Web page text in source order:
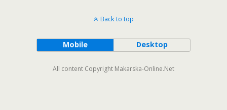
Back to top
Mobile Desktop
All content Copyright Makarska-Online.Net